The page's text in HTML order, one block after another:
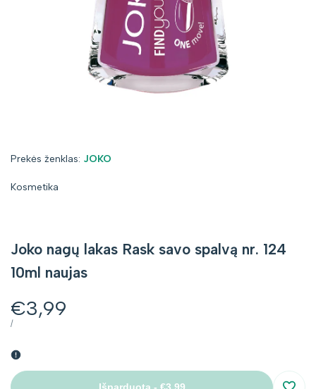
Prekės ženklas: Prekės
JOKO
Kosmetika
Joko nagų lakas Rask savo spalvą nr. 124
10ml naujas
Kaina
su
nuolaida
€3,99
VIENETO
/PER